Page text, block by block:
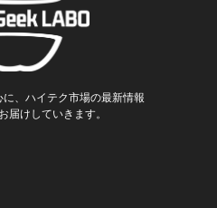
、ハイテク市場の最新情報
届けしていきます。